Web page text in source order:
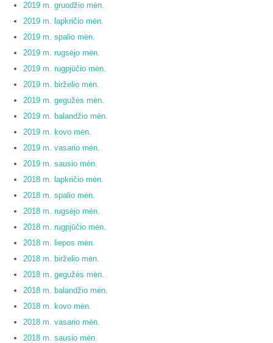
2019 m. gruodžio mėn.
2019 m. lapkričio mėn.
2019 m. spalio mėn.
2019 m. rugsėjo mėn.
2019 m. rugpjūčio mėn.
2019 m. birželio mėn.
2019 m. gegužės mėn.
2019 m. balandžio mėn.
2019 m. kovo mėn.
2019 m. vasario mėn.
2019 m. sausio mėn.
2018 m. lapkričio mėn.
2018 m. spalio mėn.
2018 m. rugsėjo mėn.
2018 m. rugpjūčio mėn.
2018 m. liepos mėn.
2018 m. birželio mėn.
2018 m. gegužės mėn.
2018 m. balandžio mėn.
2018 m. kovo mėn.
2018 m. vasario mėn.
2018 m. sausio mėn.